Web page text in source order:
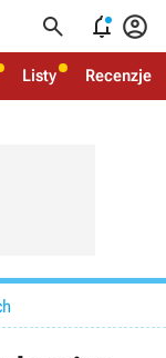
  
Listy Recenzje